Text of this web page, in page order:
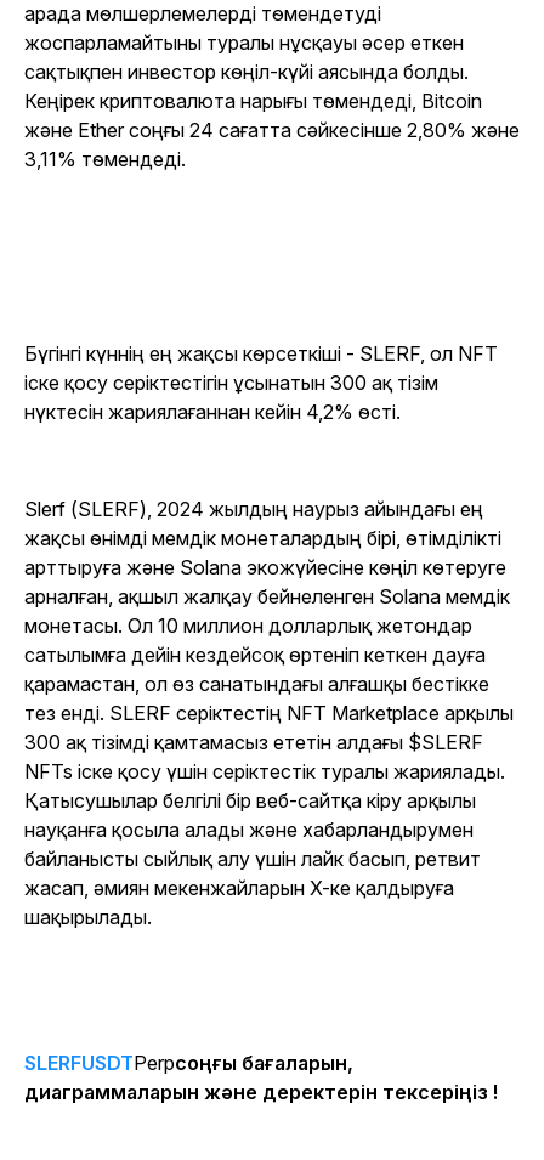
арада мөлшерлемелерді төмендетуді
жоспарламайтыны туралы нұсқауы әсер еткен
сақтықпен инвестор көңіл-күйі аясында болды.
Кеңірек криптовалюта нарығы төмендеді, Bitcoin
және Ether соңғы 24 сағатта сәйкесінше 2,80% және
3,11% төмендеді.
Бүгінгі күннің ең жақсы көрсеткіші - SLERF, ол NFT
іске қосу серіктестігін ұсынатын 300 ақ тізім
нүктесін жариялағаннан кейін 4,2% өсті.
Slerf (SLERF), 2024 жылдың наурыз айындағы ең
жақсы өнімді мемдік монеталардың бірі, өтімділікті
арттыруға және Solana экожүйесіне көңіл көтеруге
арналған, ақшыл жалқау бейнеленген Solana мемдік
монетасы. Ол 10 миллион долларлық жетондар
сатылымға дейін кездейсоқ өртеніп кеткен дауға
қарамастан, ол өз санатындағы алғашқы бестікке
тез енді. SLERF серіктестің NFT Marketplace арқылы
300 ақ тізімді қамтамасыз ететін алдағы $SLERF
NFTs іске қосу үшін серіктестік туралы жариялады.
Қатысушылар белгілі бір веб-сайтқа кіру арқылы
науқанға қосыла алады және хабарландырумен
байланысты сыйлық алу үшін лайк басып, ретвит
жасап, әмиян мекенжайларын X-ке қалдыруға
шақырылады.
SLERFUSDTPerpсоңғы бағаларын,
диаграммаларын және деректерін тексеріңіз !